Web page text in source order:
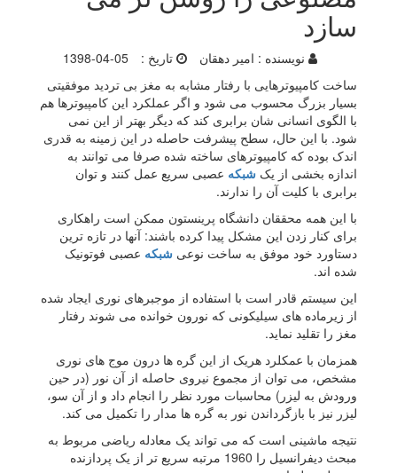
سازد
نویسنده : امیر دهقان تاریخ :
1398-04-05
ساخت کامپیوترهایی با رفتار مشابه به مغز بی تردید موفقیتی
بسیار بزرگ محسوب می شود و اگر عملکرد این کامپیوترها هم
با الگوی انسانی شان برابری کند که دیگر بهتر از این نمی
شود. با این حال، سطح پیشرفت حاصله در این زمینه به قدری
اندک بوده که کامپیوترهای ساخته شده صرفا می توانند به
اندازه بخشی از یک شبکه عصبی سریع عمل کنند و توان
برابری با کلیت آن را ندارند.
با این همه محققان دانشگاه پرینستون ممکن است راهکاری
برای کنار زدن این مشکل پیدا کرده باشند: آنها در تازه ترین
دستاورد خود موفق به ساخت نوعی شبکه عصبی فوتونیک
شده اند.
این سیستم قادر است با استفاده از موجبرهای نوری ایجاد شده
از زیرماده های سیلیکونی که نورون خوانده می شوند رفتار
مغز را تقلید نماید.
همزمان با عمکلرد هریک از این گره ها درون موج های نوری
مشخص، می توان از مجموع نیروی حاصله از آن نور (در حین
ورودش به لیزر) محاسبات مورد نظر را انجام داد و از آن سو،
لیزر نیز با بازگرداندن نور به گره ها مدار را تکمیل می کند.
نتیجه ماشینی است که می تواند یک معادله ریاضی مربوط به
مبحث دیفرانسیل را 1960 مرتبه سریع تر از یک پردازنده